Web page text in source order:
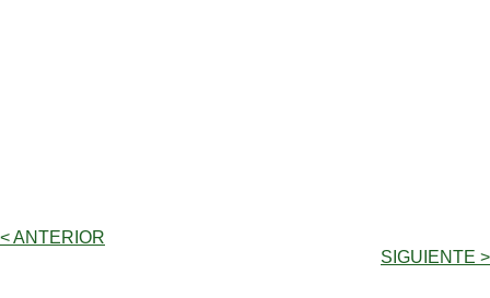
< ANTERIOR
SIGUIENTE >